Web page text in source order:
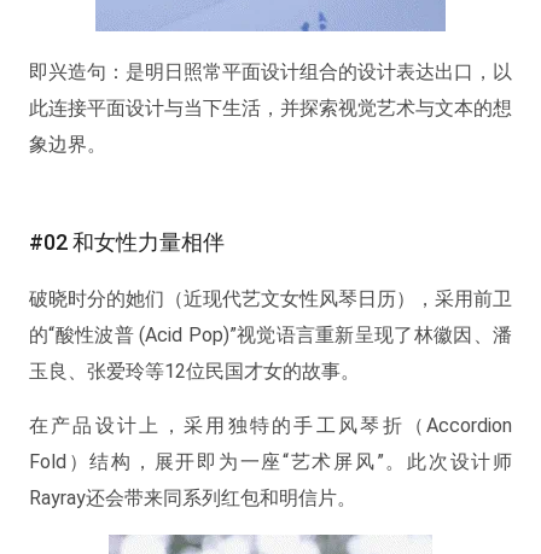
即兴造句：是明日照常平面设计组合的设计表达出口，以
此连接平面设计与当下生活，并探索视觉艺术与文本的想
象边界。
#02 和女性力量相伴
破晓时分的她们（近现代艺文女性风琴日历），采用前卫
的“酸性波普 (Acid Pop)”视觉语言重新呈现了林徽因、潘
玉良、张爱玲等12位民国才女的故事。
在产品设计上，采用独特的手工风琴折（Accordion
Fold）结构，展开即为一座“艺术屏风”。此次设计师
Rayray还会带来同系列红包和明信片。